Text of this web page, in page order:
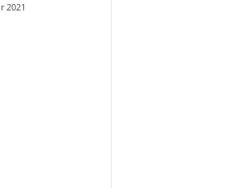
2021